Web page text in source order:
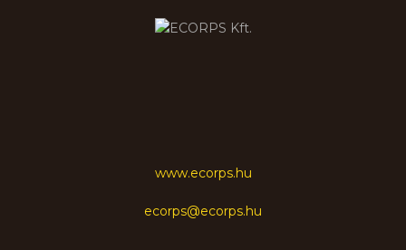
www.ecorps.hu
ecorps@ecorps.hu